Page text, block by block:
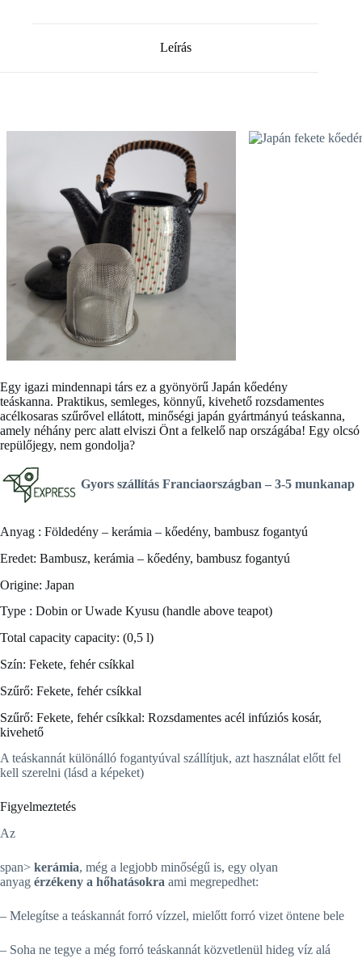
Leírás
Egy igazi mindennapi társ ez a gyönyörű Japán kőedény
teáskanna. Praktikus, semleges, könnyű, kivehető rozsdamentes
acélkosaras szűrővel ellátott, minőségi japán gyártmányú teáskanna,
amely néhány perc alatt elviszi Önt a felkelő nap országába! Egy olcsó
repülőjegy, nem gondolja?
Gyors szállítás Franciaországban – 3-5 munkanap
Anyag : Földedény – kerámia – kőedény, bambusz fogantyú
Eredet: Bambusz, kerámia – kőedény, bambusz fogantyú
Origine: Japan
Type : Dobin or Uwade Kyusu (handle above teapot)
Total capacity capacity: (0,5 l)
Szín: Fekete, fehér csíkkal
Szűrő: Fekete, fehér csíkkal
Szűrő: Fekete, fehér csíkkal: Rozsdamentes acél infúziós kosár,
kivehető
A teáskannát különálló fogantyúval szállítjuk, azt használat előtt fel
kell szerelni (lásd a képeket)
Figyelmeztetés
Az
span> kerámia, még a legjobb minőségű is, egy olyan
anyag érzékeny a hőhatásokra ami megrepedhet:
– Melegítse a teáskannát forró vízzel, mielőtt forró vizet öntene bele
– Soha ne tegye a még forró teáskannát közvetlenül hideg víz alá